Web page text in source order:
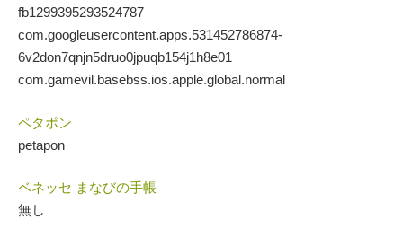
fb1299395293524787
com.googleusercontent.apps.531452786874-
6v2don7qnjn5druo0jpuqb154j1h8e01
com.gamevil.basebss.ios.apple.global.normal
ペタポン
petapon
ベネッセ まなびの手帳
無し